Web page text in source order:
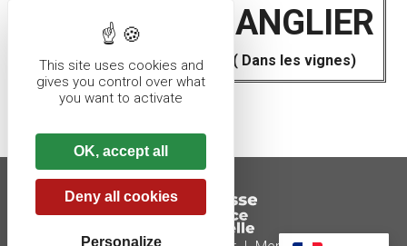
SANGLIER
( Dans les vignes)
This site uses cookies and
gives you control over what
you want to activate
OK, accept all
Deny all cookies
Personalize